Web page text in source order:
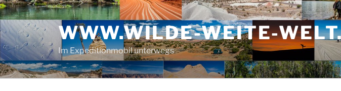
Zum
Inhalt
springen
WWW.WILDE-WEITE-
Im Expeditionmobil unterwegs